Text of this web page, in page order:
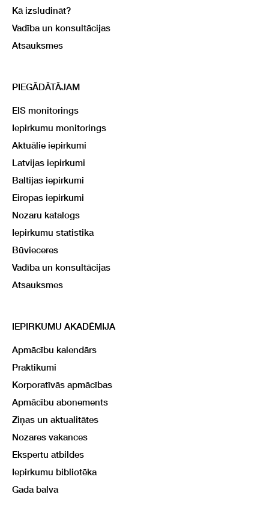
Kā izsludināt?
Vadība un konsultācijas
Atsauksmes
PIEGĀDĀTĀJAM
EIS monitorings
Iepirkumu monitorings
Aktuālie iepirkumi
Latvijas iepirkumi
Baltijas iepirkumi
Eiropas iepirkumi
Nozaru katalogs
Iepirkumu statistika
Būvieceres
Vadība un konsultācijas
Atsauksmes
IEPIRKUMU AKADĒMIJA
Apmācību kalendārs
Praktikumi
Korporatīvās apmācības
Apmācību abonements
Ziņas un aktualitātes
Nozares vakances
Ekspertu atbildes
Iepirkumu bibliotēka
Gada balva